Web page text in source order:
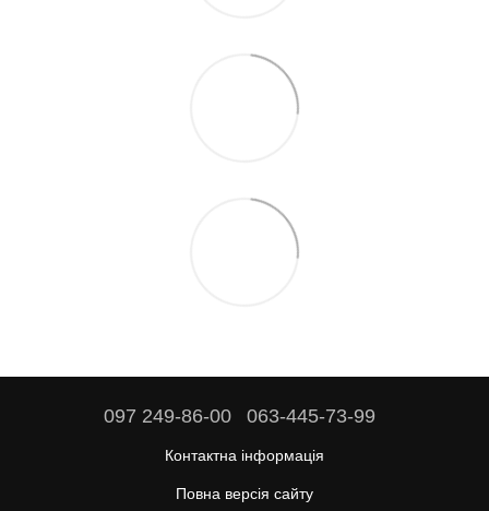
097 249-86-00 063-445-73-99
Контактна інформація
Повна версія сайту